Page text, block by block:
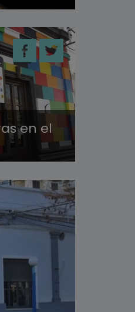
en el